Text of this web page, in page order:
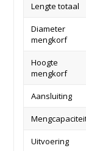
Lengte totaal
Diameter
mengkorf
Hoogte
mengkorf
Aansluiting
Uitvoering